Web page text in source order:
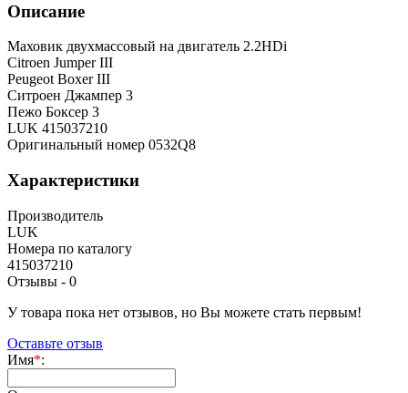
Описание
Маховик двухмассовый на двигатель 2.2HDi
Citroen Jumper III
Peugeot Boxer III
Ситроен Джампер 3
Пежо Боксер 3
LUK 415037210
Оригинальный номер 0532Q8
Характеристики
Производитель
LUK
Номера по каталогу
415037210
Отзывы - 0
У товара пока нет отзывов, но Вы можете стать первым!
Оставьте отзыв
Имя*: